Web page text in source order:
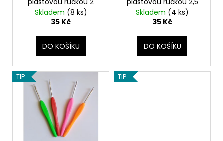
Skladem (8 ks)
35 Kč
DO KOŠÍKU
Skladem (4 ks)
35 Kč
DO KOŠÍKU
TIP TIP